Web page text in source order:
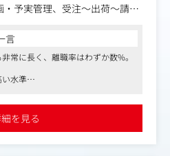
予実管理、受注～出荷～請
す。
の立案・実行支援
ュニケーション・調整
の把握と最適対応提案
次施策へのフィードバック
言
常に長く、離職率はわずか数%。
水準
を見る